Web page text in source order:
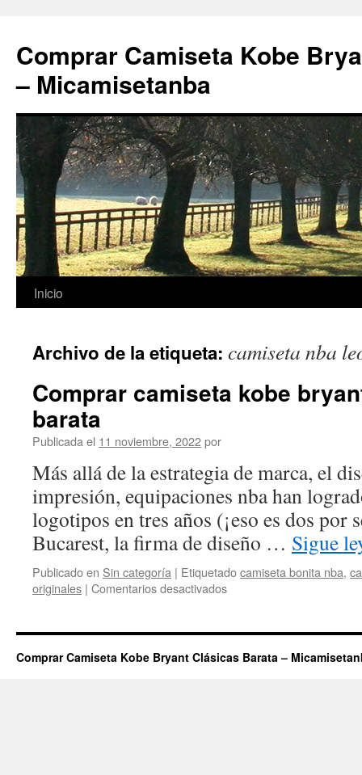
Comprar Camiseta Kobe
– Micamisetanba
Saltar
contenido
Inicio
Archivo de la etiqueta: camiseta nba
Comprar camiseta kobe
barata
Publicada el 11 noviembre, 2022por
Más allá de la estrategia de marca, el
impresión, equipaciones nba han
logotipos en tres años (¡eso es dos por
Bucarest, la firma de diseño … Sigue
Publicado en Sin categoría | Etiquetadocamiseta bonita nba,
originales | Comentarios desactivadosen
kobe
bryant
Comprar Camiseta Kobe Bryant Clásicas Barata –